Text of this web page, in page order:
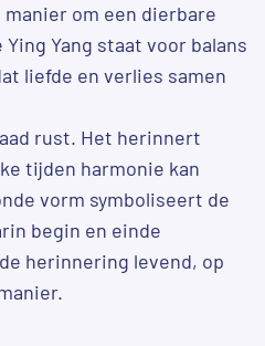
om een dierbare
Yang staat voor balans
liefde en verlies samen
rust. Het herinnert
tijden harmonie kan
vorm symboliseert de
begin en einde
herinnering levend, op